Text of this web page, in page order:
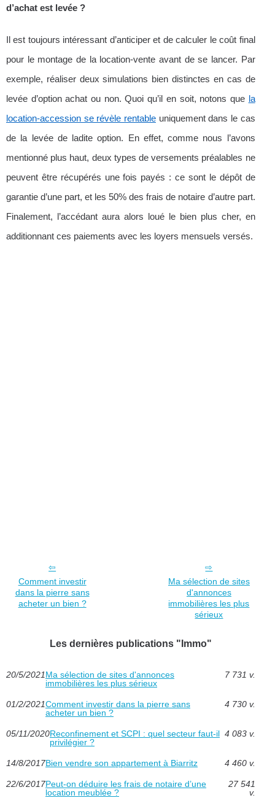
d’achat est levée ?
Il est toujours intéressant d’anticiper et de calculer le coût final
pour le montage de la location-vente avant de se lancer. Par
exemple, réaliser deux simulations bien distinctes en cas de
levée d’option achat ou non. Quoi qu’il en soit, notons que la
location-accession se révèle rentableuniquement dans le cas
de la levée de ladite option. En effet, comme nous l’avons
mentionné plus haut, deux types de versements préalables ne
peuvent être récupérés une fois payés : ce sont le dépôt de
garantie d’une part, et les 50% des frais de notaire d’autre part.
Finalement, l’accédant aura alors loué le bien plus cher, en
additionnant ces paiements avec les loyers mensuels versés.
Comment investir
dans la pierre sans
acheter un bien ?
Ma sélection de sites
d'annonces
immobilières les plus
sérieux
Les dernières publications "Immo"
20/5/2021Ma sélection de sites d'annonces
immobilières les plus sérieux
7 731 v.
01/2/2021Comment investir dans la pierre sans
acheter un bien ?
4 730 v.
05/11/2020Reconfinement et SCPI : quel secteur faut-il
privilégier ?
4 083 v.
14/8/2017Bien vendre son appartement à Biarritz 4 460 v.
22/6/2017Peut-on déduire les frais de notaire d’une
location meublée ?
27 541
v.